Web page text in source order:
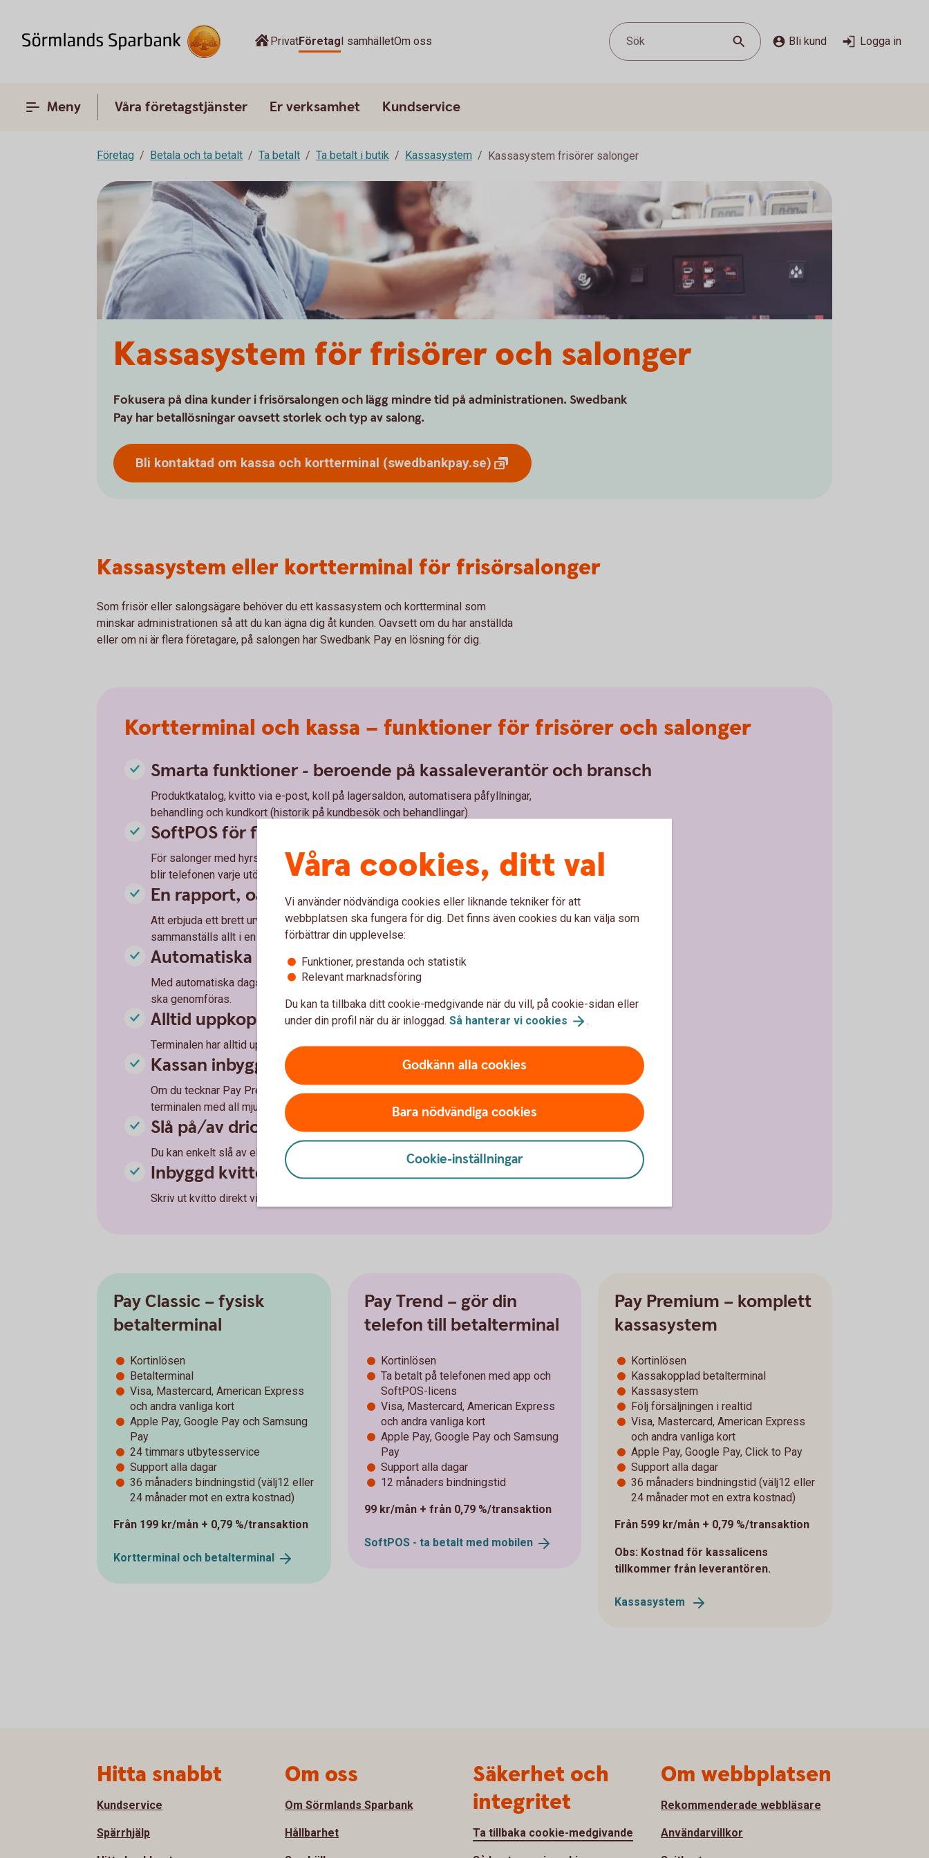
PrivatFöretagI samhälletOm oss Sök Bli kund Logga in
Meny Våra företagstjänster Er verksamhet Kundservice
Företag Betala och ta betalt Ta betalt Ta betalt i butik Kassasystem Kassasystem frisörer salonger
Kassasystem för frisörer och salonger
Fokusera på dina kunder i frisörsalongen och lägg mindre tid på administrationen. Swedbank
Pay har betallösningar oavsett storlek och typ av salong.
Bli kontaktad om kassa och kortterminal (swedbankpay.se)
Kassasystem eller kortterminal för frisörsalonger
Som frisör eller salongsägare behöver du ett kassasystem och kortterminal som
minskar administrationen så att du kan ägna dig åt kunden. Oavsett om du har anställda
eller om ni är flera företagare, på salongen har Swedbank Pay en lösning för dig.
Kortterminal och kassa – funktioner för frisörer och salonger
Smarta funktioner - beroende på kassaleverantör och bransch
Produktkatalog, kvitto via e-post, koll på lagersaldon, automatisera påfyllningar,
behandling och kundkort (historik på kundbesök och behandlingar).
SoftPOS för flera olika företag i samma salong
För salonger med hyrstolar krävs ofta stöd för flera företag/användare. Med Pay Trend
blir telefonen varje utövares betalterminal. Allt som krävs är en app och SoftPOS-licens.
En rapport, oavsett hur dina kunder väljer att betala
Att erbjuda ett brett urval av betalalternativ kan innebära en administrativ utmaning. Därför
sammanställs allt i en rapport oavsett vilka betalsätt dina kunder väljer.
Automatiska dagsavslut
Med automatiska dagsavslut i terminalen kan du enkelt schemalägga när du vill att de
ska genomföras.
Alltid uppkopplad
Terminalen har alltid uppkoppling via 4G eller wifi.
Kassan inbyggd i kortterminalen
Om du tecknar Pay Premium kan du, beroende på din kassaleverantör, ha hela kassan i
terminalen med all mjukvara på samma ställe.
Slå på/av dricksfunktion vid behov
Du kan enkelt slå av eller på dricksfunktion direkt på betalterminalens skärm.
Inbyggd kvittoskrivare
Skriv ut kvitto direkt via betalterminalen utöver kortslip.
Pay Classic – fysisk
betalterminal
Kortinlösen
Betalterminal
Visa, Mastercard, American Express
och andra vanliga kort
Apple Pay, Google Pay och Samsung
Pay
24 timmars utbytesservice
Support alla dagar
36 månaders bindningstid (välj12 eller
24 månader mot en extra kostnad)
Från 199 kr/mån + 0,79 %/transaktion
Kortterminal och betalterminal
Pay Trend – gör din
telefon till betalterminal
Kortinlösen
Ta betalt på telefonen med app och
SoftPOS-licens
Visa, Mastercard, American Express
och andra vanliga kort
Apple Pay, Google Pay och Samsung
Pay
Support alla dagar
12 månaders bindningstid
99 kr/mån + från 0,79 %/transaktion
SoftPOS - ta betalt med mobilen
Pay Premium – komplett
kassasystem
Kortinlösen
Kassakopplad betalterminal
Kassasystem
Följ försäljningen i realtid
Visa, Mastercard, American Express
och andra vanliga kort
Apple Pay, Google Pay, Click to Pay
Support alla dagar
36 månaders bindningstid (välj12 eller
24 månader mot en extra kostnad)
Från 599 kr/mån + 0,79 %/transaktion
Obs: Kostnad för kassalicens
tillkommer från leverantören.
Kassasystem
Våra cookies, ditt val
Vi använder nödvändiga cookies eller liknande tekniker för att
webbplatsen ska fungera för dig. Det finns även cookies du kan välja som
förbättrar din upplevelse:
Funktioner, prestanda och statistik
Relevant marknadsföring
Du kan ta tillbaka ditt cookie-medgivande när du vill, på cookie-sidan eller
under din profil när du är inloggad. Så hanterar vi cookies .
Godkänn alla cookies
Bara nödvändiga cookies
Cookie-inställningar
Hitta snabbt
Kundservice
Spärrhjälp
Om oss
Om Sörmlands Sparbank
Hållbarhet
Säkerhet och
integritet
Ta tillbaka cookie-medgivande
Om webbplatsen
Rekommenderade webbläsare
Användarvillkor